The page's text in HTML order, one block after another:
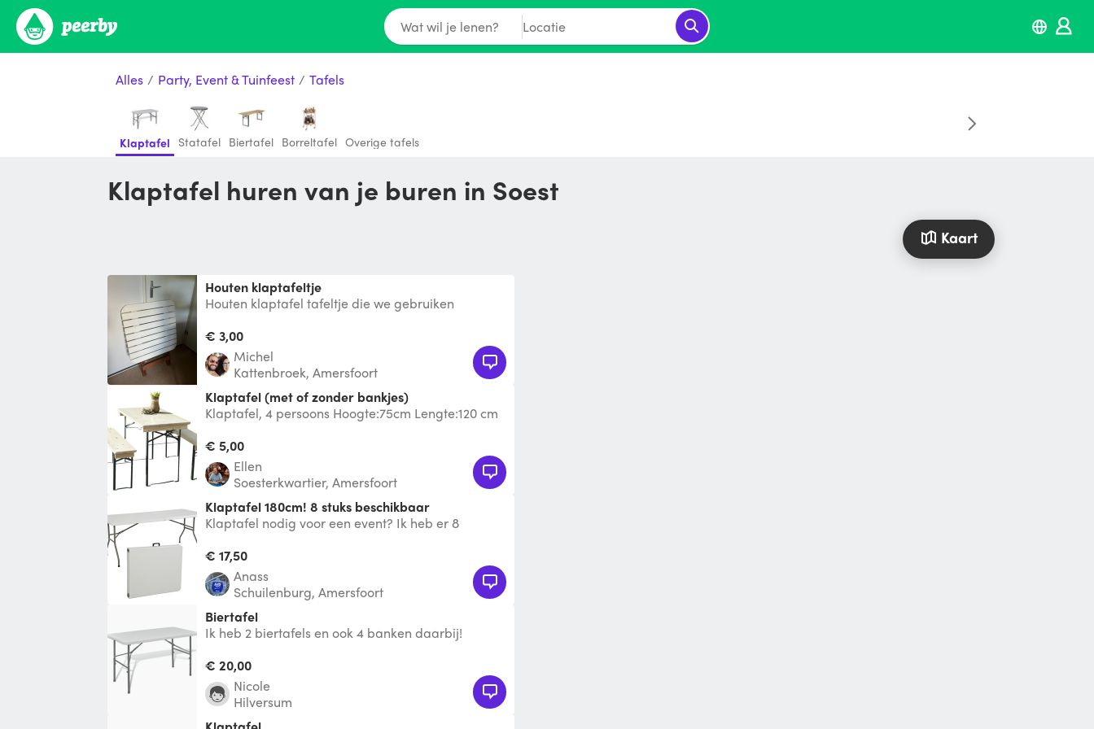
Wat wil je lenen? Locatie
Alles / Party, Event & Tuinfeest / Tafels
Klaptafel Statafel Biertafel Borreltafel Overige tafels
Klaptafel huren van je buren in Soest
Kaart
Houten klaptafeltje
Houten klaptafel tafeltje die we gebruiken
tuin. Evt
€ 3,00
Michel
Kattenbroek, Amersfoort
Klaptafel (met of zonder bankjes)
Klaptafel, 4 persoons Hoogte:75cm Lengte:120 cm
€ 5,00
Ellen
Soesterkwartier, Amersfoort
Klaptafel 180cm! 8 stuks beschikbaar
Klaptafel nodig voor een event? Ik heb er 8
€ 17,50
Anass
Schuilenburg, Amersfoort
Biertafel
Ik heb 2 biertafels en ook 4 banken daarbij!
€ 20,00
Nicole
Hilversum